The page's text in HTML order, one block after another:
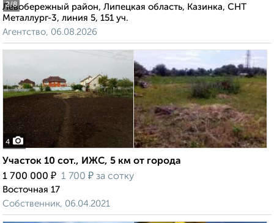
2/8
Левобережный район, Липецкая область, Казинка, СНТ
Металлург-3, линия 5, 151 уч.
Агентство, 06.08.2026
4
Участок 10 сот., ИЖС, 5 км от города
1 700 000 ₽ 1 700 ₽ за сотку
Восточная 17
Собственник, 06.04.2021